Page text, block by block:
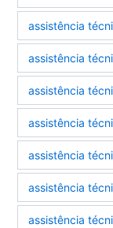
assistência
assistência
assistência
assistência
assistência
assistência
assistência